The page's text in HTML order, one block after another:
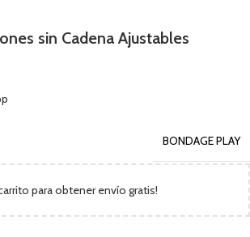
sin Cadena Ajustables
BONDAGE PLAY
para obtener envío gratis!